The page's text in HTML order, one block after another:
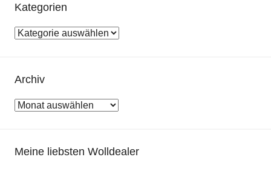
Kategorien
Kategorien
Archiv
Archiv
Meine liebsten Wolldealer